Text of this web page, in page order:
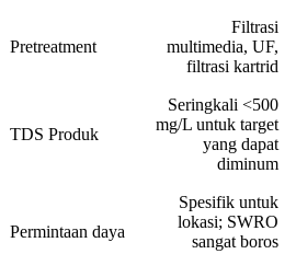
Pretreatment
Filtrasi
multimedia, UF,
filtrasi kartrid
TDS Produk
Seringkali <500
mg/L untuk target
yang dapat
diminum
Permintaan daya
Spesifik untuk
lokasi; SWRO
sangat boros